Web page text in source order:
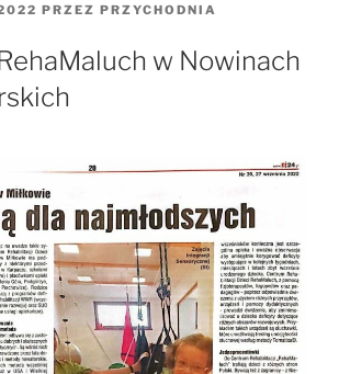
PRZEZ PRZYCHODNIA
w Nowinach